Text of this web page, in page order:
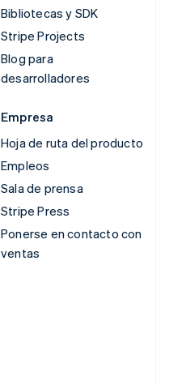
Bibliotecas y SDK
Stripe Projects
Blog para
desarrolladores
Empresa
Hoja de ruta del producto
Empleos
Sala de prensa
Stripe Press
Ponerse en contacto con
ventas